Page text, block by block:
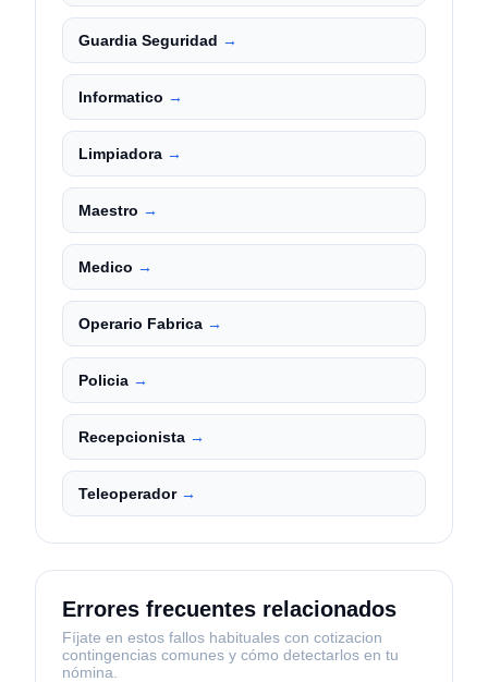
Guardia Seguridad →
Informatico →
Limpiadora →
Maestro →
Medico →
Operario Fabrica →
Policia →
Recepcionista →
Teleoperador →
Errores frecuentes relacionados
Fíjate en estos fallos habituales con cotizacion
contingencias comunes y cómo detectarlos en tu
nómina.